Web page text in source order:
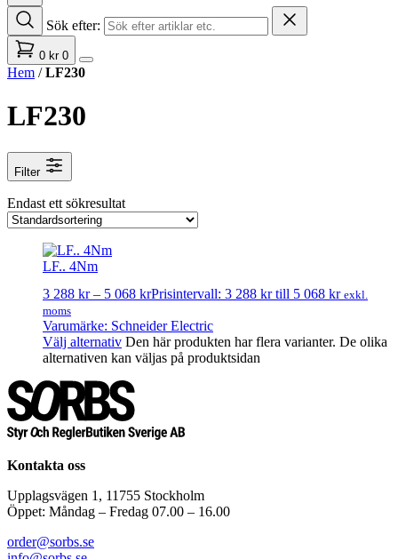
Sök efter:
0 kr 0
Hem /LF230
LF230
Filter
Varumärken
Schneider Electric
Endast ett sökresultat
LF.. 4Nm
3 288 kr – 5 068 krPrisintervall: 3 288 kr till 5 068 kr exkl.
moms
Varumärke: Schneider Electric
Välj alternativ Den här produkten har flera varianter. De olika
alternativen kan väljas på produktsidan
Kontakta oss
Upplagsvägen 1, 11755 Stockholm
Öppet: Måndag – Fredag 07.00 – 16.00
order@sorbs.se